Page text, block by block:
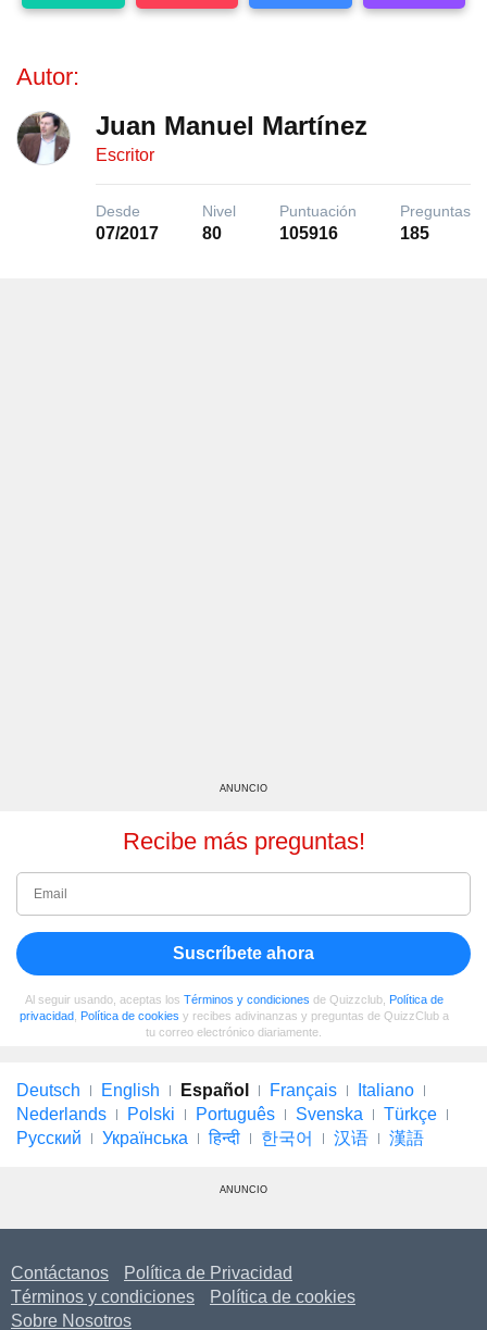
Autor:
Juan Manuel Martínez
Escritor
Desde
07/2017
Nivel
80
Puntuación
105916
Preguntas
185
ANUNCIO
Recibe más preguntas!
Suscríbete ahora
Al seguir usando, aceptas los Términos y condiciones de Quizzclub, Política de
privacidad, Política de cookies y recibes adivinanzas y preguntas de QuizzClub a
tu correo electrónico diariamente.
Deutsch English Español Français
Italiano
Nederlands
Polski Português Svenska
Türkçe
Русский
Українська हिन्दी 한국어 汉语 漢語
ANUNCIO
Contáctanos
Política de Privacidad
Términos y condiciones
Política de cookies
Sobre Nosotros